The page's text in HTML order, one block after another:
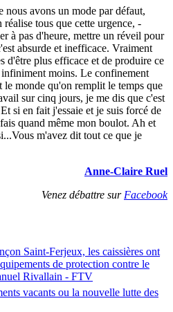
nous avons un mode par défaut,
tous que cette urgence, -
à pas d'heure, mettre un réveil pour
absurde et inefficace. Vraiment
d'être plus efficace et de produire ce
moins. Le confinement
monde qu'on remplit le temps que
sur cinq jours, je me dis que c'est
si en fait j'essaie et je suis forcé de
quand même mon boulot. Ah et
m'avez dit tout ce que je
Anne-Claire Ruel
Venez débattre sur Facebook
vacants ou la nouvelle lutte des